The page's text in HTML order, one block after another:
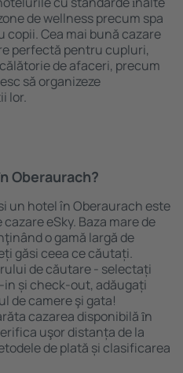
de wellness precum spa
Cea mai bună cazare
perfectă pentru cupluri,
de afaceri, precum
să organizeze
lor.
Oberaurach?
un hotel în Oberaurach este
eSky. Baza mare de
o gamă largă de
găsi ceea ce căutați.
de căutare - selectați
și check-out, adăugați
de camere şi gata!
cazarea disponibilă ȋn
uşor distanța de la
de plată și clasificarea